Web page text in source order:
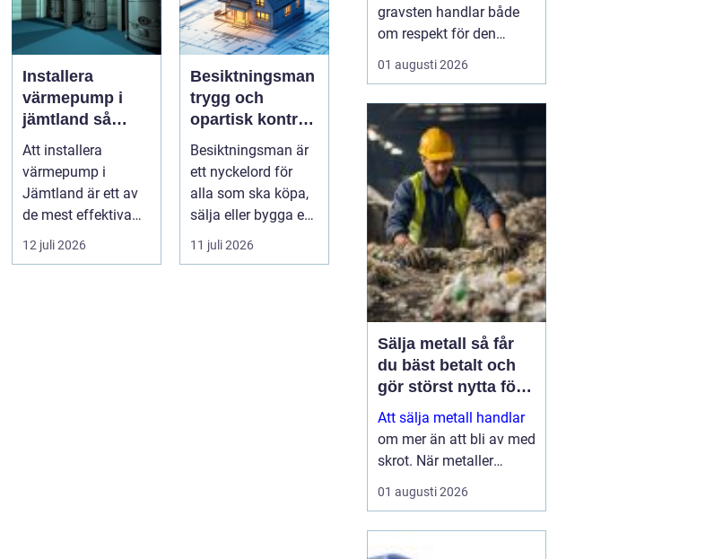
Installera
värmepump i
jämtland så
väljer du rätt
lösning för kallt
klimat
Att installera
värmepump i
Jämtland är ett av
de mest effektiva
sätten att sänka
sina
12 juli 2026
Besiktningsman
trygg och
opartisk kontroll
av fastigheter
Besiktningsman är
ett nyckelord för
alla som ska köpa,
sälja eller bygga en
fastighet och vill ha
en...
11 juli 2026
gravsten handlar både
om respekt för den
avlidna och om att
bevara en viktig plats för
Med rätt skötsel kan en
gravsten hålla sig vacker
i många år, oavsett om
den står på en solig
kulle, i skuggan under
stora...
01 augusti 2026
Sälja metall så får
du bäst betalt och
gör störst nytta för
miljön
Att sälja metall handlar
om mer än att bli av med
skrot. När metaller
återvinns sparas stora
mängder energi, råvaror
01 augusti 2026